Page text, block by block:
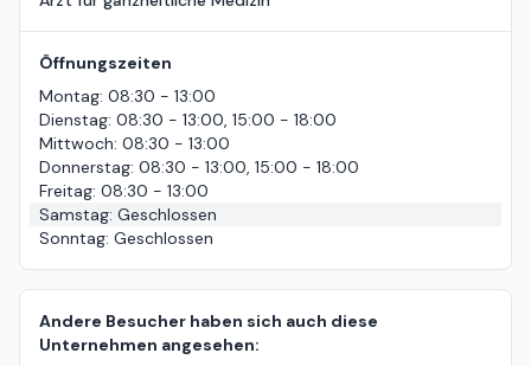
Öffnungszeiten
Montag: 08:30 - 13:00
Dienstag: 08:30 - 13:00, 15:00 - 18:00
Mittwoch: 08:30 - 13:00
Donnerstag: 08:30 - 13:00, 15:00 - 18:00
Freitag: 08:30 - 13:00
Samstag: Geschlossen
Sonntag: Geschlossen
Andere Besucher haben sich auch diese
Unternehmen angesehen: